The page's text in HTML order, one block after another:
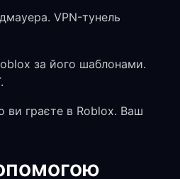
VPN-тунель
за його шаблонами.
ви граєте в Roblox. Ваш